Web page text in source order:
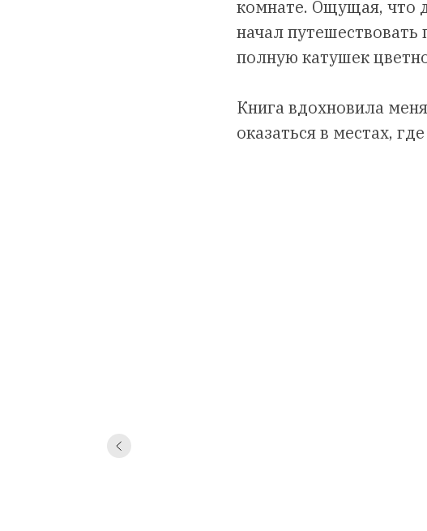
комнате. Ощущая, что
начал
полную катушек
Книга вдохновила
оказаться в местах,